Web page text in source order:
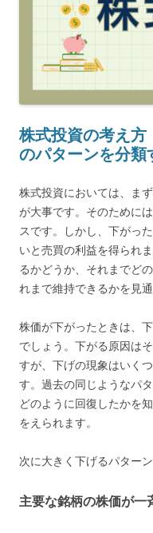
株式投資の考え方
のパターンを分類
株式投資においては、ま
が大事です。そのために
スです。しかし、下がっ
いと売買の利益を得られ
るかどうか、それまでど
れまで維持できるかを見
株価が下がったときは、
でしょう。下がる原因は
すが、下げの現象はいく
す。過去の同じようなパ
どのように回復したかを
をえられます。
次に大きく下げるパター
主要な銘柄の株価が一